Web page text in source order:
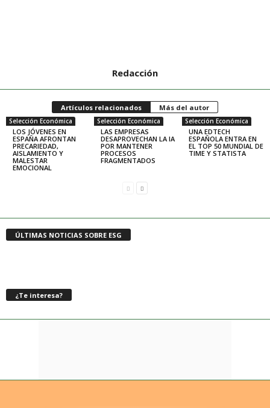
Redacción
Artículos relacionados Más del autor
Selección Económica
LOS JÓVENES EN
ESPAÑA AFRONTAN
PRECARIEDAD,
AISLAMIENTO Y
MALESTAR
EMOCIONAL
Selección Económica
LAS EMPRESAS
DESAPROVECHAN LA IA
POR MANTENER
PROCESOS
FRAGMENTADOS
Selección Económica
UNA EDTECH
ESPAÑOLA ENTRA EN
EL TOP 50 MUNDIAL DE
TIME Y STATISTA
ÚLTIMAS NOTICIAS SOBRE ESG
¿Te interesa?